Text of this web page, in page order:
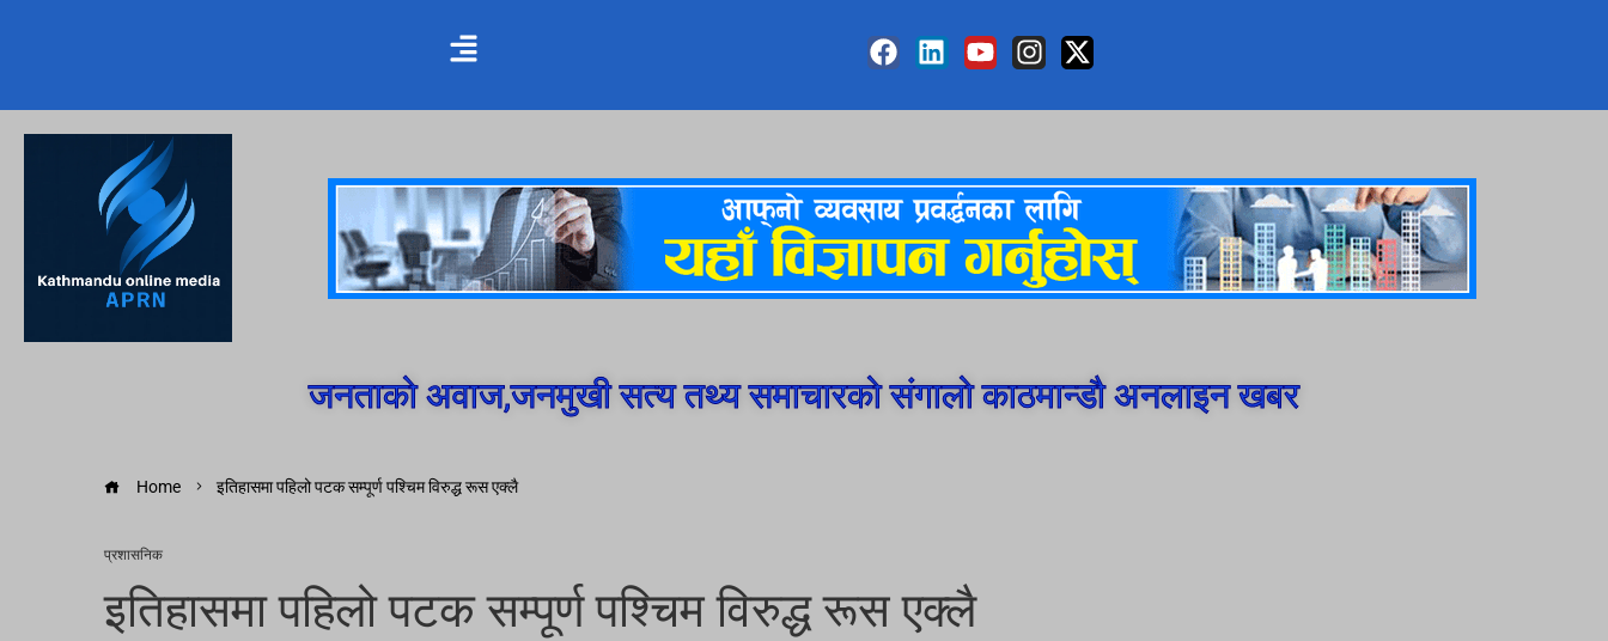
जनताको अवाज,जनमुखी सत्य तथ्य समाचारको संगालो काठमान्डौ अनलाइन खबर
Home इतिहासमा पहिलो पटक सम्पूर्ण पश्चिम विरुद्ध रूस एक्लै
प्रशासनिक
इतिहासमा पहिलो पटक सम्पूर्ण पश्चिम विरुद्ध रूस एक्लै